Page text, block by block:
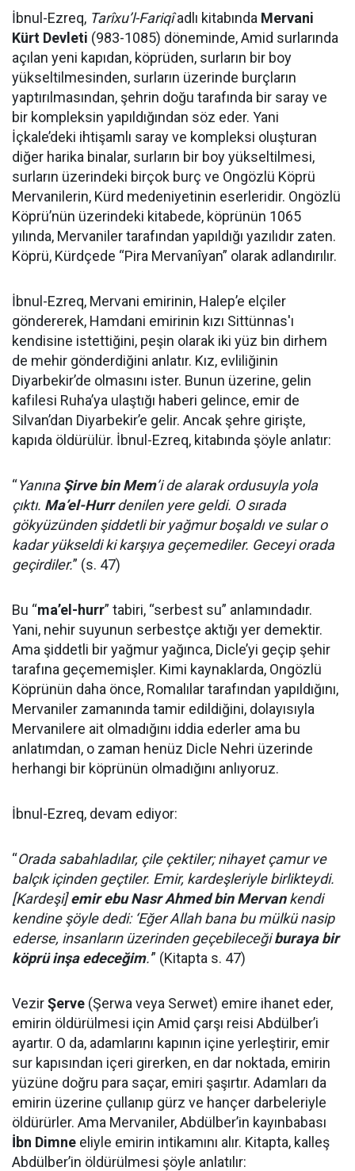
İbnul-Ezreq, Tarîxu’l-Fariqîadlı kitabında Mervani
Kürt Devleti (983-1085) döneminde, Amid surlarında
açılan yeni kapıdan, köprüden, surların bir boy
yükseltilmesinden, surların üzerinde burçların
yaptırılmasından, şehrin doğu tarafında bir saray ve
bir kompleksin yapıldığından söz eder. Yani
İçkale’deki ihtişamlı saray ve kompleksi oluşturan
diğer harika binalar, surların bir boy yükseltilmesi,
surların üzerindeki birçok burç ve Ongözlü Köprü
Mervanilerin, Kürd medeniyetinin eserleridir. Ongözlü
Köprü’nün üzerindeki kitabede, köprünün 1065
yılında, Mervaniler tarafından yapıldığı yazılıdır zaten.
Köprü, Kürdçede “Pira Mervanîyan” olarak adlandırılır.
İbnul-Ezreq, Mervani emirinin, Halep’e elçiler
göndererek, Hamdani emirinin kızı Sittünnas'ı
kendisine istettiğini, peşin olarak iki yüz bin dirhem
de mehir gönderdiğini anlatır. Kız, evliliğinin
Diyarbekir’de olmasını ister. Bunun üzerine, gelin
kafilesi Ruha’ya ulaştığı haberi gelince, emir de
Silvan’dan Diyarbekir’e gelir. Ancak şehre girişte,
kapıda öldürülür. İbnul-Ezreq, kitabında şöyle anlatır:
“YanınaŞirve bin Mem’i de alarak ordusuyla yola
çıktı. Ma’el-Hurrdenilen yere geldi. O sırada
gökyüzünden şiddetli bir yağmur boşaldı ve sular o
kadar yükseldi ki karşıya geçemediler. Geceyi orada
geçirdiler.” (s. 47)
Bu “ma’el-hurr” tabiri, “serbest su” anlamındadır.
Yani, nehir suyunun serbestçe aktığı yer demektir.
Ama şiddetli bir yağmur yağınca, Dicle’yi geçip şehir
tarafına geçememişler. Kimi kaynaklarda, Ongözlü
Köprünün daha önce, Romalılar tarafından yapıldığını,
Mervaniler zamanında tamir edildiğini, dolayısıyla
Mervanilere ait olmadığını iddia ederler ama bu
anlatımdan, o zaman henüz Dicle Nehri üzerinde
herhangi bir köprünün olmadığını anlıyoruz.
İbnul-Ezreq, devam ediyor:
“Orada sabahladılar, çile çektiler; nihayet çamur ve
balçık içinden geçtiler. Emir, kardeşleriyle birlikteydi.
[Kardeşi]emir ebu Nasr Ahmed bin Mervankendi
kendine şöyle dedi: ‘Eğer Allah bana bu mülkü nasip
ederse, insanların üzerinden geçebileceğiburaya bir
köprü inşa edeceğim.'” (Kitapta s. 47)
VezirŞerve (Şerwa veya Serwet) emire ihanet eder,
emirin öldürülmesi için Amid çarşı reisi Abdülber’i
ayartır. O da, adamlarını kapının içine yerleştirir, emir
sur kapısından içeri girerken, en dar noktada, emirin
yüzüne doğru para saçar, emiri şaşırtır. Adamları da
emirin üzerine çullanıp gürz ve hançer darbeleriyle
öldürürler. Ama Mervaniler, Abdülber’in kayınbabası
İbn Dimne eliyle emirin intikamını alır. Kitapta, kalleş
Abdülber’in öldürülmesi şöyle anlatılır: